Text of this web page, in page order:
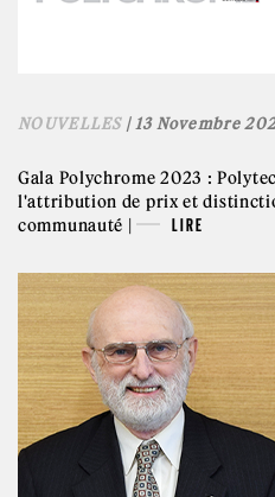
NOUVELLES| 13 Novembre
Gala Polychrome 2023 :
l'attribution de prix et
communauté |
LIRE